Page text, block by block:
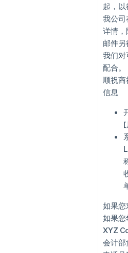
起，
我公
详情
邮件
我们
配合。
顺祝
信息
[
如果
如果
XYZ
会计部